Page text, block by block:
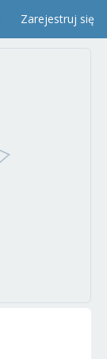
Zarejestruj się